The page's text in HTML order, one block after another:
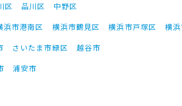
区 品川区
中野区
浜市港南区 横浜市鶴見区 横浜市戸塚区
横
さいたま市緑区
越谷市
浦安市